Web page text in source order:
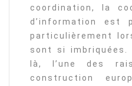
coordination, la
d’information est
particulièrement
sont si imbriquées.
là, l’une des
construction